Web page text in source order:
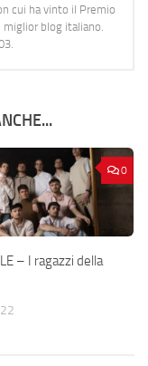
cui ha vinto il Premio
blog italiano.
0
– I ragazzi della